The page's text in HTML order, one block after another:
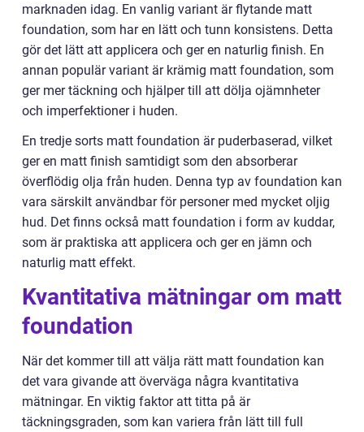
marknaden idag. En vanlig variant är flytande matt
foundation, som har en lätt och tunn konsistens. Detta
gör det lätt att applicera och ger en naturlig finish. En
annan populär variant är krämig matt foundation, som
ger mer täckning och hjälper till att dölja ojämnheter
och imperfektioner i huden.
En tredje sorts matt foundation är puderbaserad, vilket
ger en matt finish samtidigt som den absorberar
överflödig olja från huden. Denna typ av foundation kan
vara särskilt användbar för personer med mycket oljig
hud. Det finns också matt foundation i form av kuddar,
som är praktiska att applicera och ger en jämn och
naturlig matt effekt.
Kvantitativa mätningar om matt
foundation
När det kommer till att välja rätt matt foundation kan
det vara givande att överväga några kvantitativa
mätningar. En viktig faktor att titta på är
täckningsgraden, som kan variera från lätt till full